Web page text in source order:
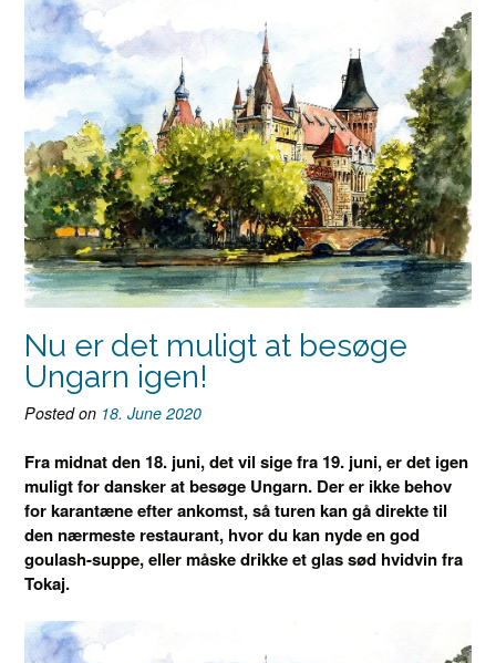
Nu er det muligt at besøge
Ungarn igen!
Posted on 18. June 2020
Fra midnat den 18. juni, det vil sige fra 19. juni, er det igen
muligt for dansker at besøge Ungarn. Der er ikke behov
for karantæne efter ankomst, så turen kan gå direkte til
den nærmeste restaurant, hvor du kan nyde en god
goulash-suppe, eller måske drikke et glas sød hvidvin fra
Tokaj.